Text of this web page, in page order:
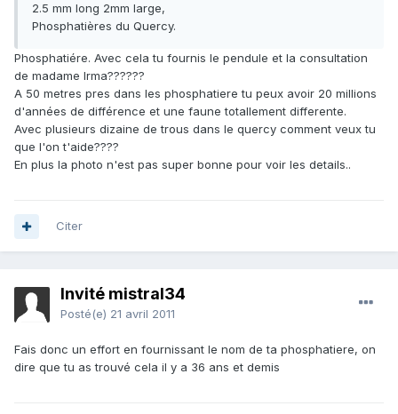
2.5 mm long 2mm large,
Phosphatières du Quercy.
Phosphatiére. Avec cela tu fournis le pendule et la consultation
de madame Irma??????
A 50 metres pres dans les phosphatiere tu peux avoir 20 millions
d'années de différence et une faune totallement differente.
Avec plusieurs dizaine de trous dans le quercy comment veux tu
que l'on t'aide????
En plus la photo n'est pas super bonne pour voir les details..
Citer
Invité mistral34
Posté(e) 21 avril 2011
Fais donc un effort en fournissant le nom de ta phosphatiere, on
dire que tu as trouvé cela il y a 36 ans et demis